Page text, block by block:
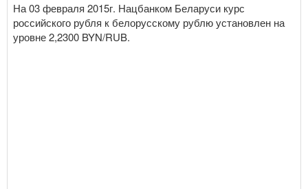
На 03 февраля 2015г. Нацбанком Беларуси курс
российского рубля к белорусскому рублю установлен на
уровне 2,2300 BYN/RUB.